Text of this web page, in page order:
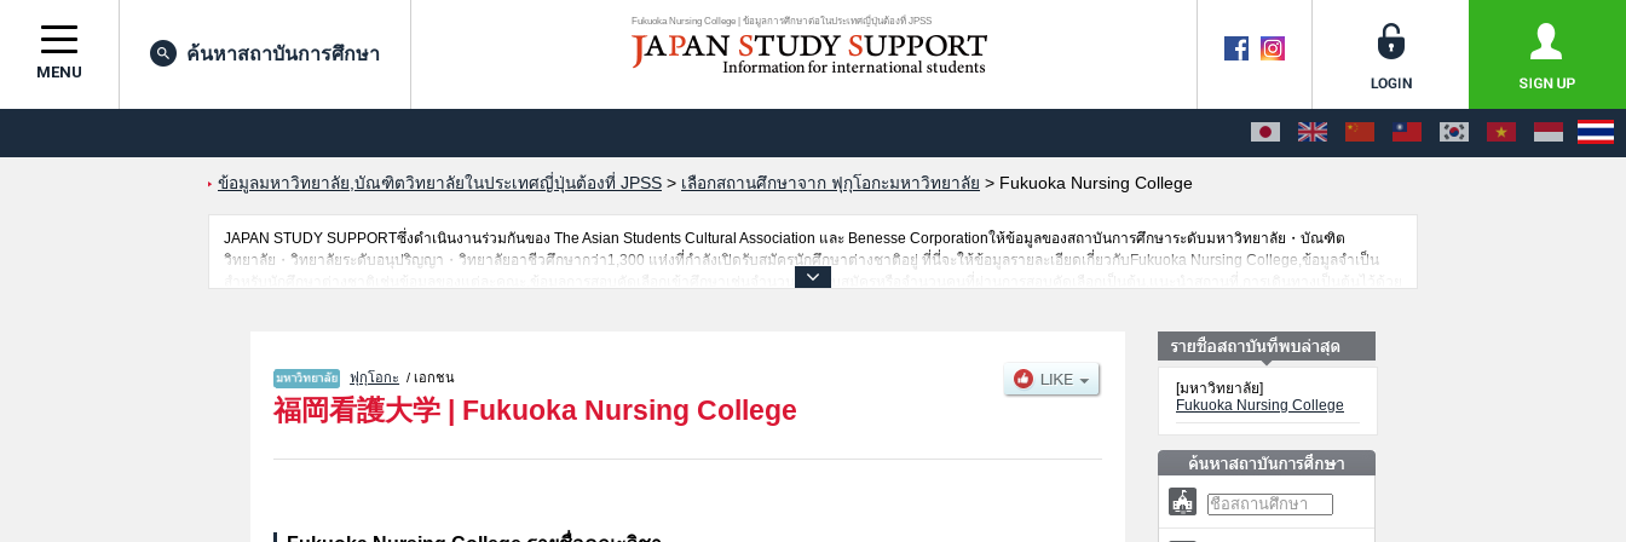
Fukuoka Nursing College | ข้อมูลการศึกษาต่อในประเทศญี่ปุ่นต้องที่ JPSS
MENU
ค้นหาสถาบันการศึกษา
ข้อมูลมหาวิทยาลัย,บัณฑิตวิทยาลัยในประเทศญี่ปุ่นต้องที่ JPSS > เลือกสถานศึกษาจาก ฟุกุโอกะมหาวิทยาลัย > Fukuoka Nursing College
JAPAN STUDY SUPPORTซึ่งดำเนินงานร่วมกันของ The Asian Students Cultural Association และ Benesse Corporationให้ข้อมูลของสถาบันการศึกษาระดับมหาวิทยาลัย・บัณฑิต
วิทยาลัย・วิทยาลัยระดับอนุปริญญา・วิทยาลัยอาชีวศึกษากว่า1,300 แห่งที่กำลังเปิดรับสมัครนักศึกษาต่างชาติอยู่ ที่นี่จะให้ข้อมูลรายละเอียดเกี่ยวกับFukuoka Nursing College,ข้อมูลจำเป็น
สำหรับนักศึกษาต่างชาติเช่นข้อมูลของแต่ละคณะ,ข้อมูลการสอบคัดเลือกเข้าศึกษาเช่นจำนวนคนที่รับสมัครหรือจำนวนคนที่ผ่านการสอบคัดเลือกเป็นต้น,แนะนำสถานที่,การเดินทางเป็นต้นไว้ด้วย
ฟุกุโอกะ / เอกชน
福岡看護大学 | Fukuoka Nursing College
[มหาวิทยาลัย]
Fukuoka Nursing College